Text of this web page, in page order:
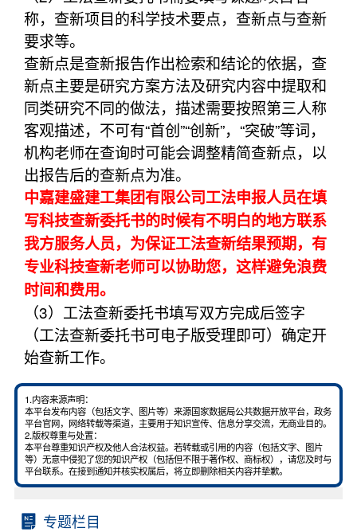
称，查新项目的科学技术要点，查新点与查新
要求等。
查新点是查新报告作出检索和结论的依据，查
新点主要是研究方案方法及研究内容中提取和
同类研究不同的做法，描述需要按照第三人称
客观描述，不可有“首创”“创新”，“突破”等词，
机构老师在查询时可能会调整精简查新点，以
出报告后的查新点为准。
中嘉建盛建工集团有限公司工法申报人员在填
写科技查新委托书的时候有不明白的地方联系
我方服务人员，为保证工法查新结果预期，有
专业科技查新老师可以协助您，这样避免浪费
时间和费用。
（3）工法查新委托书填写双方完成后签字
（工法查新委托书可电子版受理即可）确定开
始查新工作。
1.内容来源声明：
本平台发布内容（包括文字、图片等）来源国家数据局公共数据开放平台，政务
平台官网，网络转载等渠道，主要用于知识宣传、信息分享交流，无商业目的。
2.版权尊重与处置：
本平台尊重知识产权及他人合法权益。若转载或引用的内容（包括文字、图片
等）无意中侵犯了您的知识产权（包括但不限于著作权、商标权），请您及时与
平台联系。在接到通知并核实权属后，将立即删除相关内容并挚歉。
专题栏目